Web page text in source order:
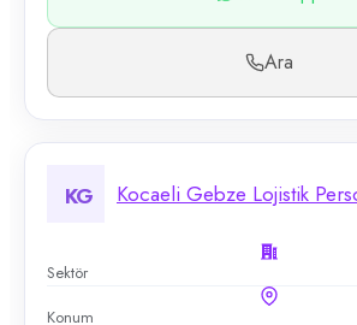
Ara
KG Kocaeli Gebze Lojistik
Sektör
Konum